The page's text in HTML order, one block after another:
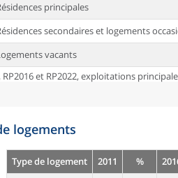
principales
secondaires et logements
vacants
RP2016 et RP2022, exploitations
logements
Type de logement 2011 %